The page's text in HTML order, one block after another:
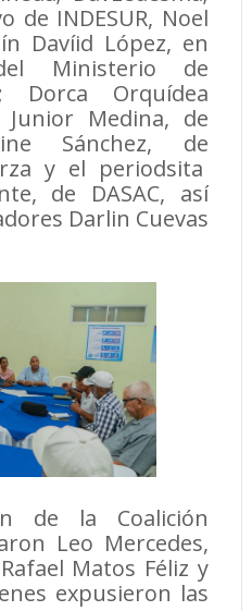
de INDESUR, Noel
Davíid López, en
Ministerio de
Dorca Orquídea
Junior Medina, de
Sánchez, de
y el periodsita
de DASAC, así
Darlin Cuevas
de la Coalición
Leo Mercedes,
Matos Féliz y
expusieron las